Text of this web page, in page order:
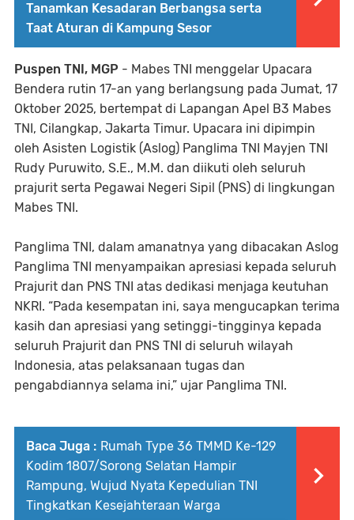
Tanamkan Kesadaran Berbangsa serta
Taat Aturan di Kampung Sesor
Puspen TNI, MGP - Mabes TNI menggelar Upacara
Bendera rutin 17-an yang berlangsung pada Jumat, 17
Oktober 2025, bertempat di Lapangan Apel B3 Mabes
TNI, Cilangkap, Jakarta Timur. Upacara ini dipimpin
oleh Asisten Logistik (Aslog) Panglima TNI Mayjen TNI
Rudy Puruwito, S.E., M.M. dan diikuti oleh seluruh
prajurit serta Pegawai Negeri Sipil (PNS) di lingkungan
Mabes TNI.
Panglima TNI, dalam amanatnya yang dibacakan Aslog
Panglima TNI menyampaikan apresiasi kepada seluruh
Prajurit dan PNS TNI atas dedikasi menjaga keutuhan
NKRI. “Pada kesempatan ini, saya mengucapkan terima
kasih dan apresiasi yang setinggi-tingginya kepada
seluruh Prajurit dan PNS TNI di seluruh wilayah
Indonesia, atas pelaksanaan tugas dan
pengabdiannya selama ini,” ujar Panglima TNI.
Baca Juga : Rumah Type 36 TMMD Ke-129
Kodim 1807/Sorong Selatan Hampir
Rampung, Wujud Nyata Kepedulian TNI
Tingkatkan Kesejahteraan Warga